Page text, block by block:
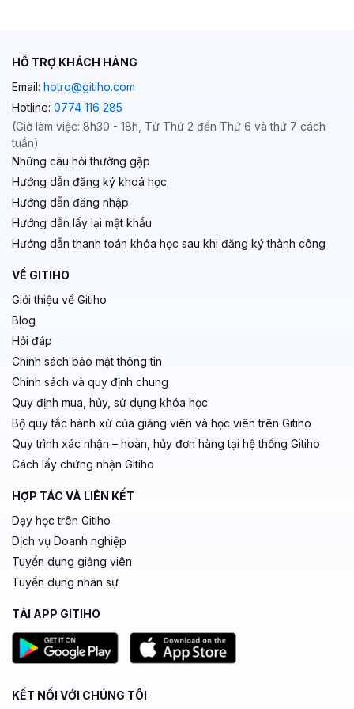
HỖ TRỢ KHÁCH HÀNG
Email: hotro@gitiho.com
Hotline: 0774 116 285
(Giờ làm việc: 8h30 - 18h, Từ Thứ 2 đến Thứ 6 và thứ 7 cách
tuần)
Những câu hỏi thường gặp
Hướng dẫn đăng ký khoá học
Hướng dẫn đăng nhập
Hướng dẫn lấy lại mật khẩu
Hướng dẫn thanh toán khóa học sau khi đăng ký thành công
VỀ GITIHO
Giới thiệu về Gitiho
Blog
Hỏi đáp
Chính sách bảo mật thông tin
Chính sách và quy định chung
Quy định mua, hủy, sử dụng khóa học
Bộ quy tắc hành xử của giảng viên và học viên trên Gitiho
Quy trình xác nhận – hoàn, hủy đơn hàng tại hệ thống Gitiho
Cách lấy chứng nhận Gitiho
HỢP TÁC VÀ LIÊN KẾT
Dạy học trên Gitiho
Dịch vụ Doanh nghiệp
Tuyển dụng giảng viên
Tuyển dụng nhân sự
TẢI APP GITIHO
KẾT NỐI VỚI CHÚNG TÔI